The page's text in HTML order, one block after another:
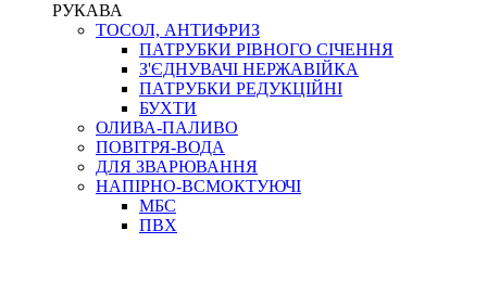
РУКАВА
ТОСОЛ, АНТИФРИЗ
ПАТРУБКИ РІВНОГО СІЧЕННЯ
З'ЄДНУВАЧІ НЕРЖАВІЙКА
ПАТРУБКИ РЕДУКЦІЙНІ
БУХТИ
ОЛИВА-ПАЛИВО
ПОВІТРЯ-ВОДА
ДЛЯ ЗВАРЮВАННЯ
НАПІРНО-ВСМОКТУЮЧІ
МБС
ПВХ